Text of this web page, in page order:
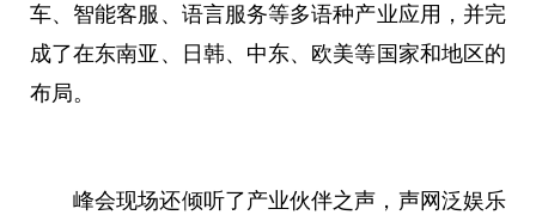
车、智能客服、语言服务等多语种产业应用，并完
成了在东南亚、日韩、中东、欧美等国家和地区的
布局。
峰会现场还倾听了产业伙伴之声，声网泛娱乐